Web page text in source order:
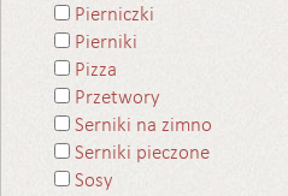
Pierniczki
Pierniki
Pizza
Przetwory
Serniki na zimno
Serniki pieczone
Sosy